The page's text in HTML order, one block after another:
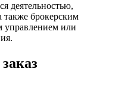
деятельностью,
брокерским
управлением или